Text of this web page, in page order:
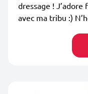
dressage !
avec ma tribu :)